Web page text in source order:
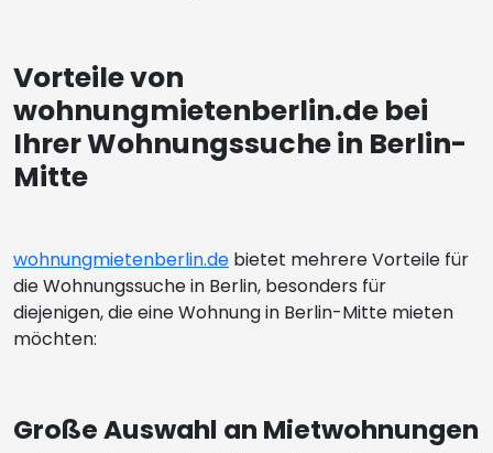
Vorteile von
wohnungmietenberlin.de bei
Ihrer Wohnungssuche in Berlin-
Mitte
wohnungmietenberlin.de bietet mehrere Vorteile für
die Wohnungssuche in Berlin, besonders für
diejenigen, die eine Wohnung in Berlin-Mitte mieten
möchten:
Große Auswahl an Mietwohnungen